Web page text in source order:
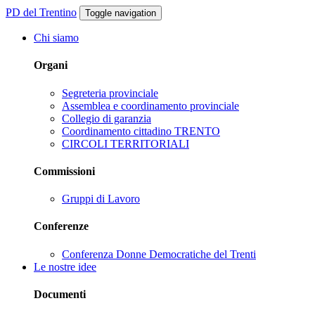
PD del Trentino Toggle navigation
Chi siamo
Organi
Segreteria provinciale
Assemblea e coordinamento provinciale
Collegio di garanzia
Coordinamento cittadino TRENTO
CIRCOLI TERRITORIALI
Commissioni
Gruppi di Lavoro
Conferenze
Conferenza Donne Democratiche del Trenti
Le nostre idee
Documenti